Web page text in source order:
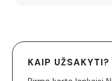
KAIP UŽSAKYTI?